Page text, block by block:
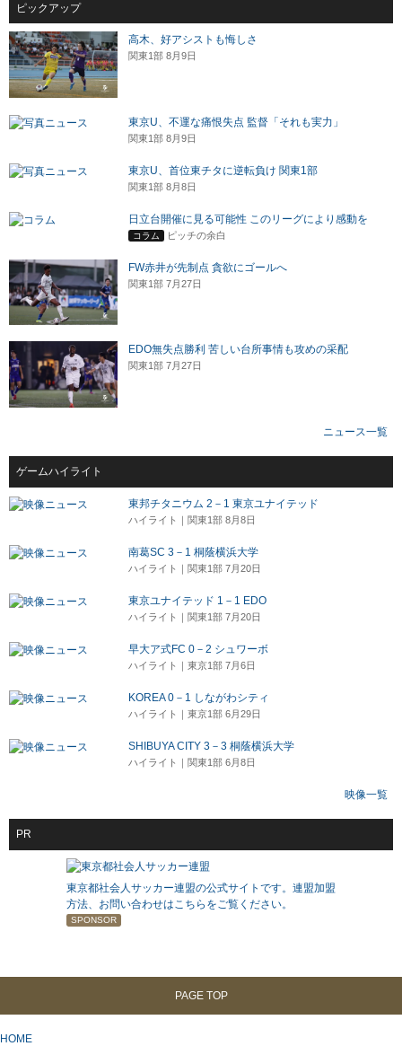
ピックアップ
高木、好アシストも悔しさ
関東1部 8月9日
東京U、不運な痛恨失点 監督「それも実力」
関東1部 8月9日
東京U、首位東チタに逆転負け 関東1部
関東1部 8月8日
日立台開催に見る可能性 このリーグにより感動を
コラム ピッチの余白
FW赤井が先制点 貪欲にゴールへ
関東1部 7月27日
EDO無失点勝利 苦しい台所事情も攻めの采配
関東1部 7月27日
ニュース一覧
ゲームハイライト
東邦チタニウム 2－1 東京ユナイテッド
ハイライト｜関東1部 8月8日
南葛SC 3－1 桐蔭横浜大学
ハイライト｜関東1部 7月20日
東京ユナイテッド 1－1 EDO
ハイライト｜関東1部 7月20日
早大ア式FC 0－2 シュワーボ
ハイライト｜東京1部 7月6日
KOREA 0－1 しながわシティ
ハイライト｜東京1部 6月29日
SHIBUYA CITY 3－3 桐蔭横浜大学
ハイライト｜関東1部 6月8日
映像一覧
PR
東京都社会人サッカー連盟の公式サイトです。連盟加盟
方法、お問い合わせはこちらをご覧ください。
SPONSOR
PAGE TOP
HOME